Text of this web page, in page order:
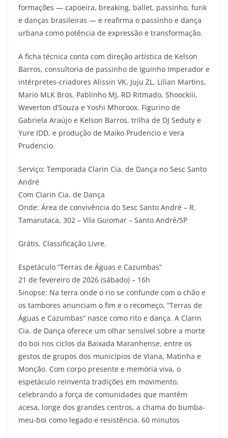
formações — capoeira, breaking, ballet, passinho, funk
e danças brasileiras — e reafirma o passinho e dança
urbana como potência de expressão e transformação.
A ficha técnica conta com direção artística de Kelson
Barros, consultoria de passinho de Iguinho Imperador e
intérpretes-criadores Alissin VK, Juju ZL, Lilian Martins,
Mario MLK Bros, Pablinho MJ, RD Ritmado, Shoockiii,
Weverton d’Souza e Yoshi Mhoroox. Figurino de
Gabriela Araújo e Kelson Barros, trilha de DJ Seduty e
Yure IDD, e produção de Maiko Prudencio e Vera
Prudencio.
Serviço: Temporada Clarin Cia. de Dança no Sesc Santo
André
Com Clarin Cia. de Dança
Onde: Área de convivência do Sesc Santo André – R.
Tamarutaca, 302 – Vila Guiomar – Santo André/SP
Grátis. Classificação Livre.
Espetáculo “Terras de Águas e Cazumbas”
21 de fevereiro de 2026 (sábado) – 16h
Sinopse: Na terra onde o rio se confunde com o chão e
os tambores anunciam o fim e o recomeço, “Terras de
Águas e Cazumbas” nasce como rito e dança. A Clarin
Cia. de Dança oferece um olhar sensível sobre a morte
do boi nos ciclos da Baixada Maranhense, entre os
gestos de grupos dos municípios de Viana, Matinha e
Monção. Com corpo presente e memória viva, o
espetáculo reinventa tradições em movimento,
celebrando a força de comunidades que mantêm
acesa, longe dos grandes centros, a chama do bumba-
meu-boi como legado e resistência. 60 minutos